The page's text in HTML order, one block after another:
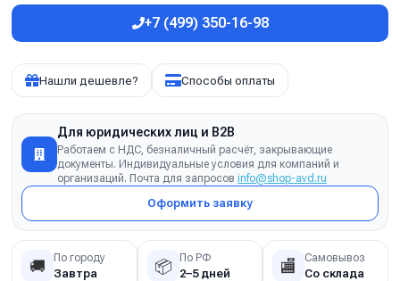
+7 (499) 350-16-98
Нашли дешевле? Способы оплаты
Для юридических лиц и B2B
Работаем с НДС, безналичный расчёт, закрывающие
документы. Индивидуальные условия для компаний и
организаций. Почта для запросов info@shop-avd.ru
Оформить заявку
🚚 По городу
Завтра 📦 По РФ
2–5 дней 🏬 Самовывоз
Со склада